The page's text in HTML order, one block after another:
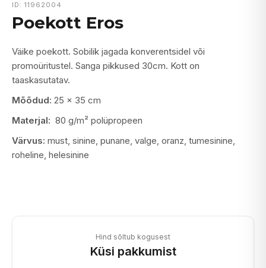
ID: 11962004
Poekott Eros
Väike poekott. Sobilik jagada konverentsidel või
promoüritustel. Sanga pikkused 30cm. Kott on
taaskasutatav.
Mõõdud: 25 x 35 cm
Materjal: 80 g/m² polüpropeen
Värvus: must, sinine, punane, valge, oranz, tumesinine,
roheline, helesinine
Hind sõltub kogusest
Küsi pakkumist